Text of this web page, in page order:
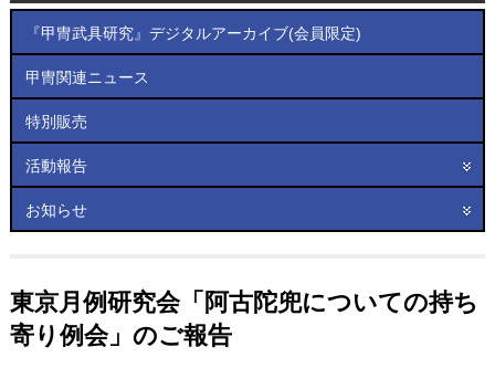
『甲冑武具研究』デジタルアーカイブ(会員限定)
甲冑関連ニュース
特別販売
活動報告
お知らせ
東京月例研究会「阿古陀兜についての持ち
寄り例会」のご報告